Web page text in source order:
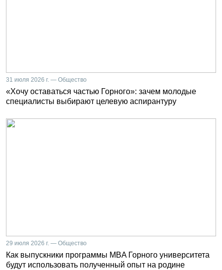
31 июля 2026 г. — Общество
«Хочу оставаться частью Горного»: зачем молодые
специалисты выбирают целевую аспирантуру
29 июля 2026 г. — Общество
Как выпускники программы MBA Горного университета
будут использовать полученный опыт на родине